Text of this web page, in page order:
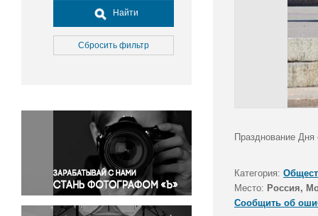
Досуг, туризм и отдых
Культура
Медицина
Окружающая среда
Политика
Правосудие
Происшествия и конфликты
Религия
Светская жизнь
Найти
Сбросить фильтр
Празднование
Категория:
Место: Россия,
Сообщить об